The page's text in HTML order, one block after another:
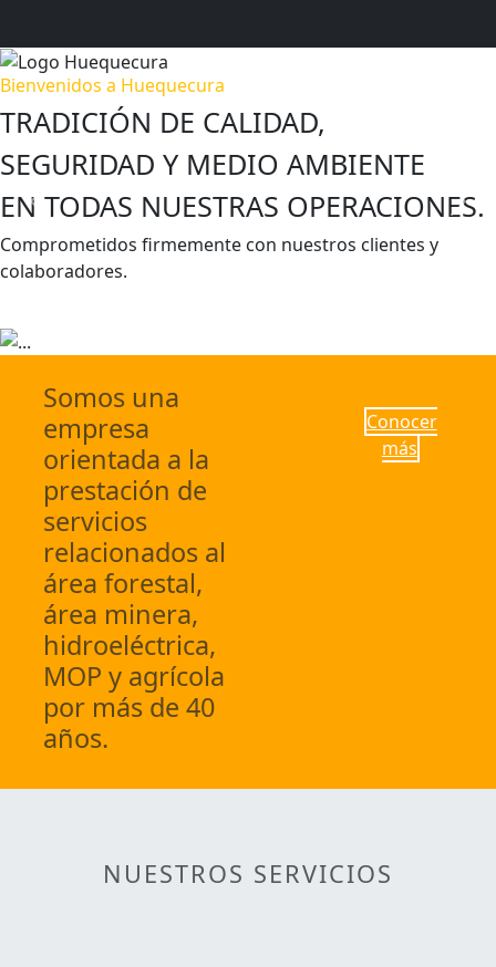
Bienvenidos a Huequecura
TRADICIÓN DE CALIDAD,
SEGURIDAD Y MEDIO AMBIENTE
EN TODAS NUESTRAS OPERACIONES.
Comprometidos firmemente con nuestros clientes y
colaboradores.
Previous Next
Somos una
empresa
orientada a la
prestación de
servicios
relacionados al
área forestal,
área minera,
hidroeléctrica,
MOP y agrícola
por más de 40
años.
Conocer
más
NUESTROS SERVICIOS